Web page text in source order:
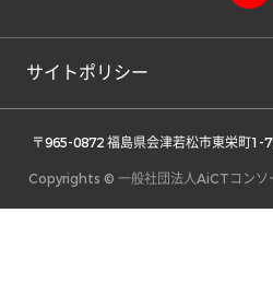
サイトポリシー
〒965-0872 福島県会津若松市東栄町1-
Copyrights © 一般社団法人AiCTコン